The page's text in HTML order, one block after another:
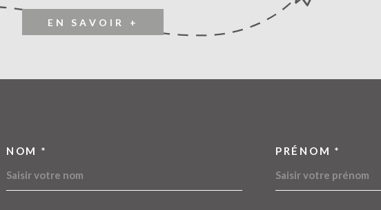
EN SAVOIR +
TRAD_MELTEM_VOSCOORDONNEES
NOM * PRÉNOM *